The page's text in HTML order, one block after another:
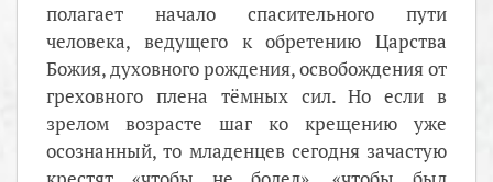
полагает начало спасительного пути
человека, ведущего к обретению Царства
Божия, духовного рождения, освобождения от
греховного плена тёмных сил. Но если в
зрелом возрасте шаг ко крещению уже
осознанный, то младенцев сегодня зачастую